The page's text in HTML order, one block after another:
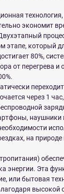
экономит
этапе, который
80%,
от перегрева и
через 1
на
энергии. Эта
или бытовая
высокой